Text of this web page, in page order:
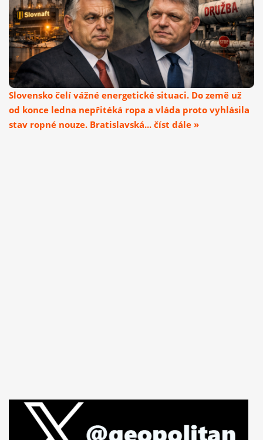
Slovensko čelí vážné energetické situaci. Do země už
od konce ledna nepřitéká ropa a vláda proto vyhlásila
stav ropné nouze. Bratislavská... číst dále »